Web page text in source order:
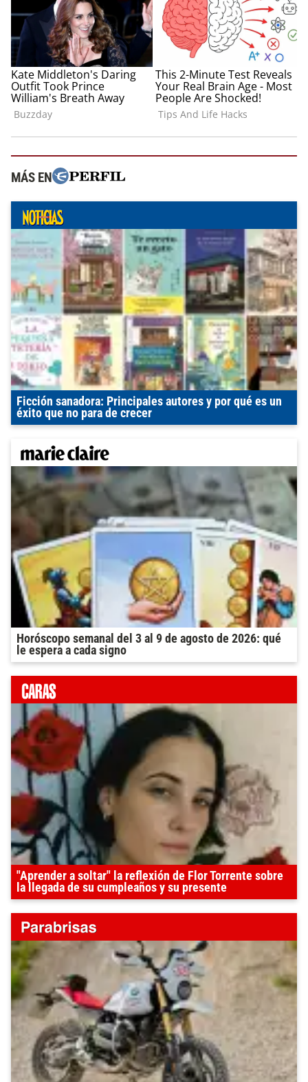
MÁS EN
Ficción sanadora: Principales autores y por qué es un
éxito que no para de crecer
Horóscopo semanal del 3 al 9 de agosto de 2026: qué
le espera a cada signo
"Aprender a soltar" la reflexión de Flor Torrente sobre
la llegada de su cumpleaños y su presente